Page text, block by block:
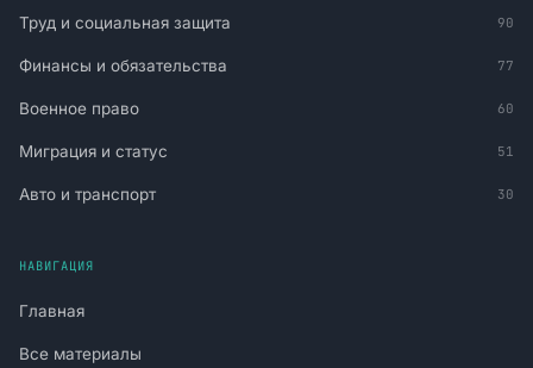
Труд и социальная защита 90
Финансы и обязательства 77
Военное право 60
Миграция и статус 51
Авто и транспорт 30
НАВИГАЦИЯ
Главная
Все материалы